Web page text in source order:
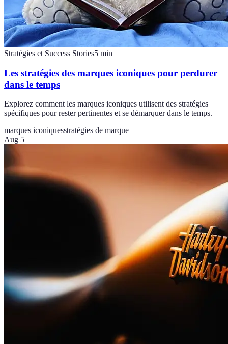
Stratégies et Success Stories5 min
Les stratégies des marques iconiques pour perdurer
dans le temps
Explorez comment les marques iconiques utilisent des stratégies
spécifiques pour rester pertinentes et se démarquer dans le temps.
marques iconiquesstratégies de marque
Aug 5